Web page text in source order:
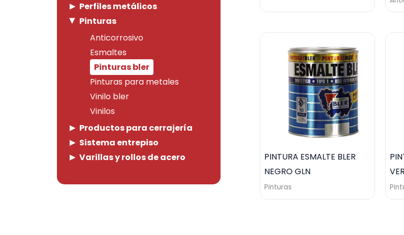
Perfiles metálicos
Pinturas
Anticorrosivo
Esmaltes
Pinturas bler
Pinturas para metales
Vinilo bler
Vinilos
Productos para cerrajería
Sistema entrepiso
Varillas y rollos de acero
PINTURA ESMALTE BLER
NEGRO GLN
Pinturas